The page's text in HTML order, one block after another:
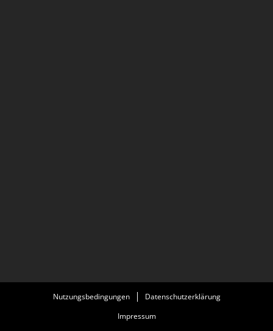
Nutzungsbedingungen
Datenschutzerklärung
Impressum